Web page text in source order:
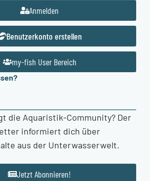
Anmelden
Benutzerkonto erstellen
my-fish User Bereich
die Aquaristik-Community? Der
informiert dich über
aus der Unterwasserwelt.
Jetzt Abonnieren!